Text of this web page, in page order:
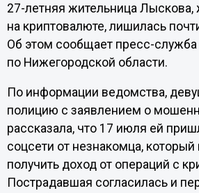
27-летняя жительница Лыскова,
на криптовалюте, лишилась
Об этом сообщает пресс-
по Нижегородской области.
По информации ведомства,
полицию с заявлением о
рассказала, что 17 июля ей
соцсети от незнакомца,
получить доход от операций с
Пострадавшая согласилась и